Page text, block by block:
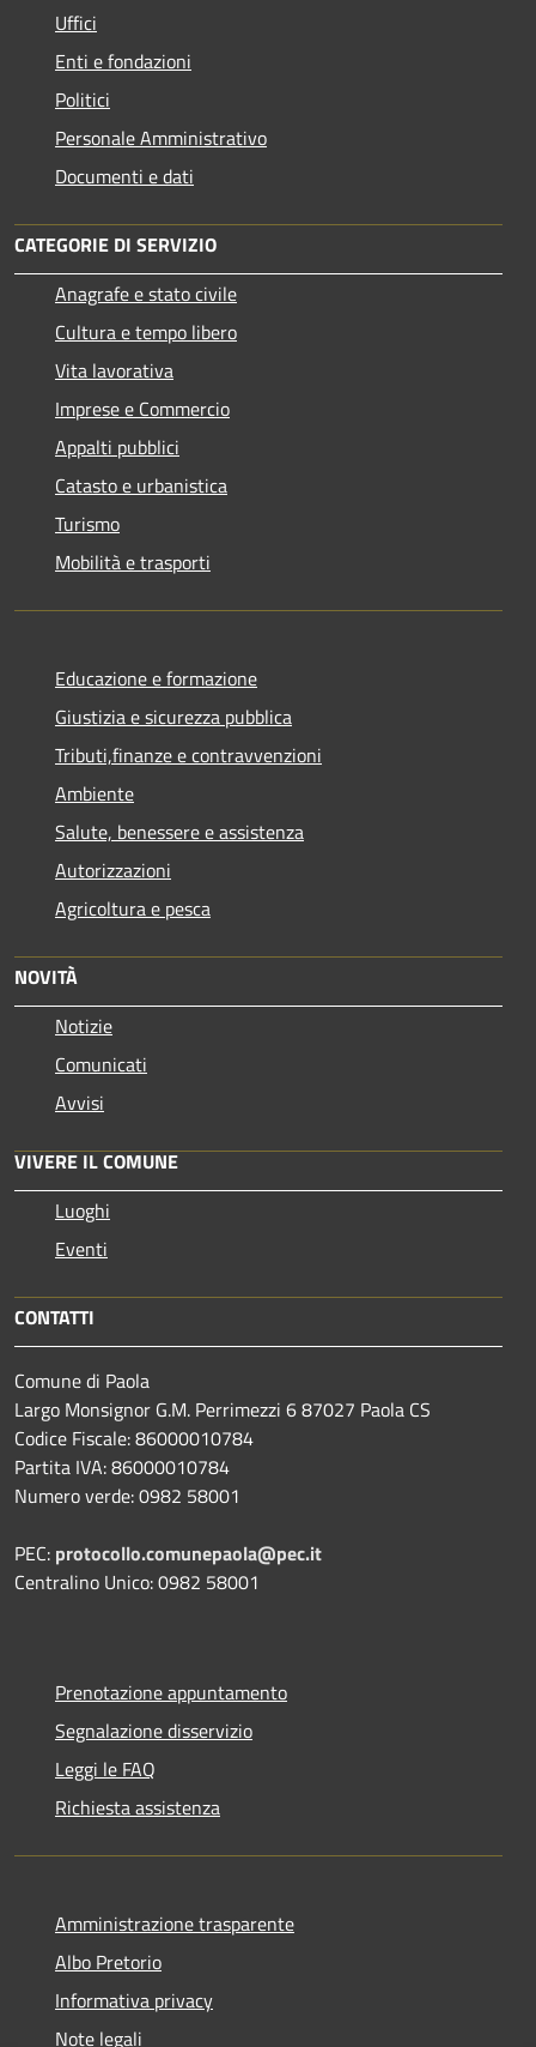
Uffici
Enti e fondazioni
Politici
Personale Amministrativo
Documenti e dati
CATEGORIE DI SERVIZIO
Anagrafe e stato civile
Cultura e tempo libero
Vita lavorativa
Imprese e Commercio
Appalti pubblici
Catasto e urbanistica
Turismo
Mobilità e trasporti
Educazione e formazione
Giustizia e sicurezza pubblica
Tributi,finanze e contravvenzioni
Ambiente
Salute, benessere e assistenza
Autorizzazioni
Agricoltura e pesca
NOVITÀ
Notizie
Comunicati
Avvisi
VIVERE IL COMUNE
Luoghi
Eventi
CONTATTI
Comune di Paola
Largo Monsignor G.M. Perrimezzi 6 87027 Paola CS
Codice Fiscale: 86000010784
Partita IVA: 86000010784
Numero verde: 0982 58001
PEC: protocollo.comunepaola@pec.it
Centralino Unico: 0982 58001
Prenotazione appuntamento
Segnalazione disservizio
Leggi le FAQ
Richiesta assistenza
Amministrazione trasparente
Albo Pretorio
Informativa privacy
Note legali